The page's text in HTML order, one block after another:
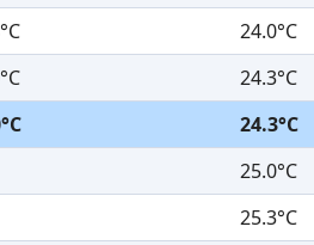
24.0°C
24.3°C
24.3°C
25.0°C
25.3°C